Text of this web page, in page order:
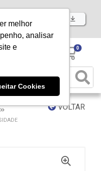
melhor
analisar
e
Cookies
Baixe já nosso APP
0
VOLTAR